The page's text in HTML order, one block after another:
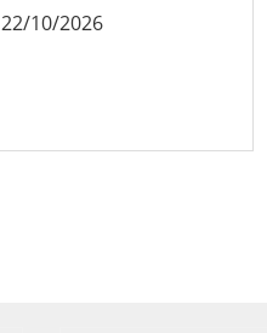
22/10/2026